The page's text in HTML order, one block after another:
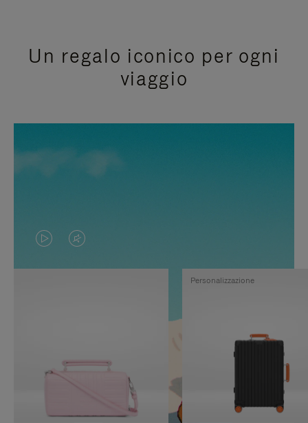
Un regalo iconico per ogni
viaggio
IL
VIDEO
PAUSA,
PREMERE
IL
VIDEO
SILENZIATO,
ATTIVARE
Personalizzazione